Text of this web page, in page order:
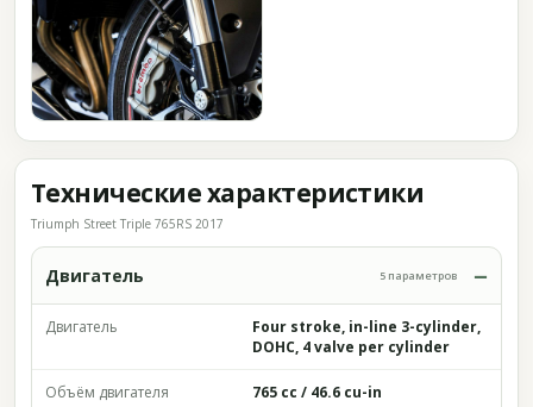
Технические характеристики
Triumph Street Triple 765RS 2017
Двигатель 5 параметров
Двигатель
Four stroke, in-line 3-cylinder,
DOHC, 4 valve per cylinder
Объём двигателя 765 cc / 46.6 cu-in